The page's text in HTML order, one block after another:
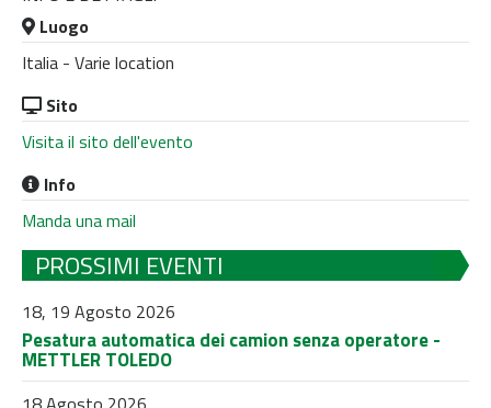
Luogo
Italia - Varie location
Sito
Visita il sito dell'evento
Info
Manda una mail
PROSSIMI EVENTI
18, 19 Agosto 2026
Pesatura automatica dei camion senza operatore -
METTLER TOLEDO